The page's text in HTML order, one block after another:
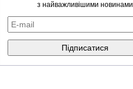
з найважливішими новинами